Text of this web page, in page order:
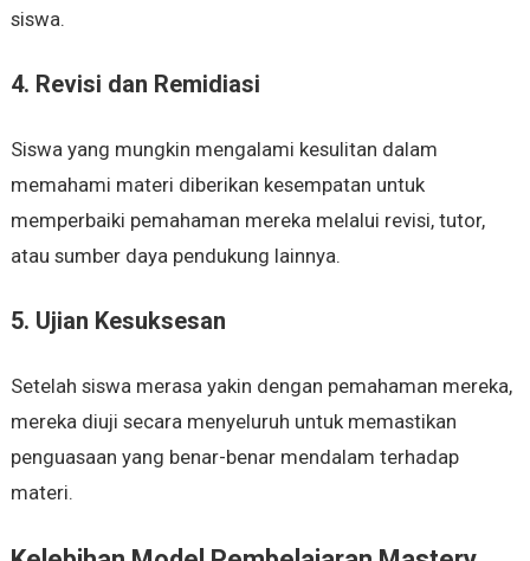
siswa.
4. Revisi dan Remidiasi
Siswa yang mungkin mengalami kesulitan dalam
memahami materi diberikan kesempatan untuk
memperbaiki pemahaman mereka melalui revisi, tutor,
atau sumber daya pendukung lainnya.
5. Ujian Kesuksesan
Setelah siswa merasa yakin dengan pemahaman mereka,
mereka diuji secara menyeluruh untuk memastikan
penguasaan yang benar-benar mendalam terhadap
materi.